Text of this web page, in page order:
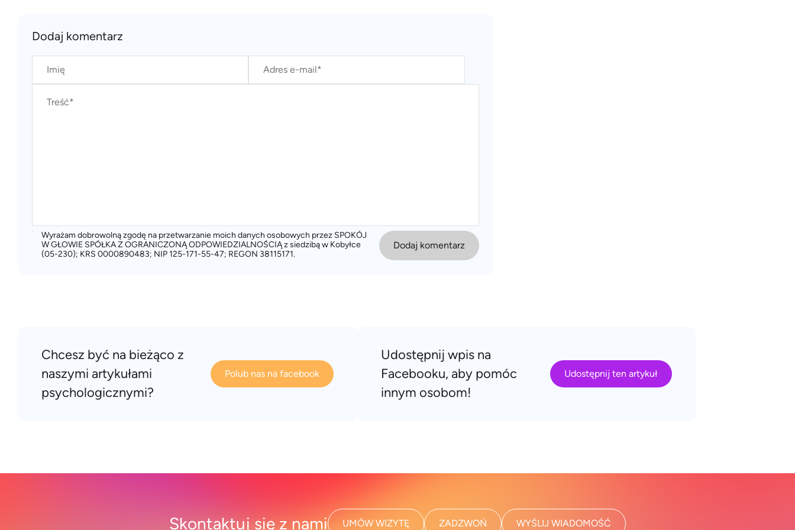
Dodaj komentarz
Wyrażam dobrowolną zgodę na przetwarzanie moich danych osobowych przez SPOKÓJ
W GŁOWIE SPÓŁKA Z OGRANICZONĄ ODPOWIEDZIALNOŚCIĄ z siedzibą w Kobyłce
(05-230); KRS 0000890483; NIP 125-171-55-47; REGON 38115171.
Dodaj komentarz
Chcesz być na bieżąco z
naszymi artykułami
psychologicznymi?
Polub nas na facebook
Udostępnij wpis na
Facebooku, aby pomóc
innym osobom!
Udostępnij ten artykuł
Skontaktuj się z nami UMÓW WIZYTĘ ZADZWOŃ WYŚLIJ WIADOMOŚĆ